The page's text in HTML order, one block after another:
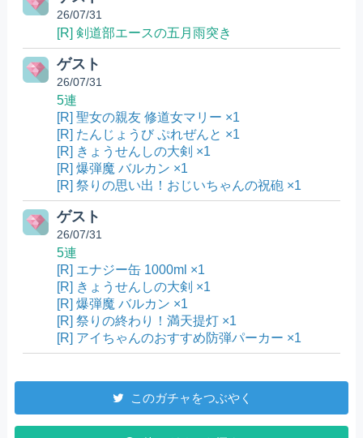
26/07/31
[R] 剣道部エースの五月雨突き
ゲスト
26/07/31
5連
[R] 聖女の親友 修道女マリー ×1
[R] たんじょうび ぷれぜんと ×1
[R] きょうせんしの大剣 ×1
[R] 爆弾魔 バルカン ×1
[R] 祭りの思い出！おじいちゃんの祝砲 ×1
ゲスト
26/07/31
5連
[R] エナジー缶 1000ml ×1
[R] きょうせんしの大剣 ×1
[R] 爆弾魔 バルカン ×1
[R] 祭りの終わり！満天提灯 ×1
[R] アイちゃんのおすすめ防弾パーカー ×1
このガチャをつぶやく